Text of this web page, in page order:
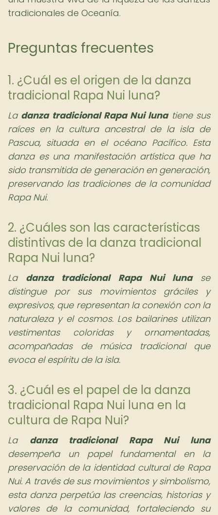
tradicionales de Oceanía.
Preguntas frecuentes
1. ¿Cuál es el origen de la danza
tradicional Rapa Nui luna?
La danza tradicional Rapa Nui lunatiene sus
raíces en la cultura ancestral de la isla de
Pascua, situada en el océano Pacífico. Esta
danza es una manifestación artística que ha
sido transmitida de generación en generación,
preservando las tradiciones de la comunidad
Rapa Nui.
2. ¿Cuáles son las características
distintivas de la danza tradicional
Rapa Nui luna?
La danza tradicional Rapa Nui lunase
distingue por sus movimientos gráciles y
expresivos, que representan la conexión con la
naturaleza y el cosmos. Los bailarines utilizan
vestimentas coloridas y ornamentadas,
acompañadas de música tradicional que
evoca el espíritu de la isla.
3. ¿Cuál es el papel de la danza
tradicional Rapa Nui luna en la
cultura de Rapa Nui?
La danza tradicional Rapa Nui luna
desempeña un papel fundamental en la
preservación de la identidad cultural de Rapa
Nui. A través de sus movimientos y simbolismo,
esta danza perpetúa las creencias, historias y
valores de la comunidad, fortaleciendo su